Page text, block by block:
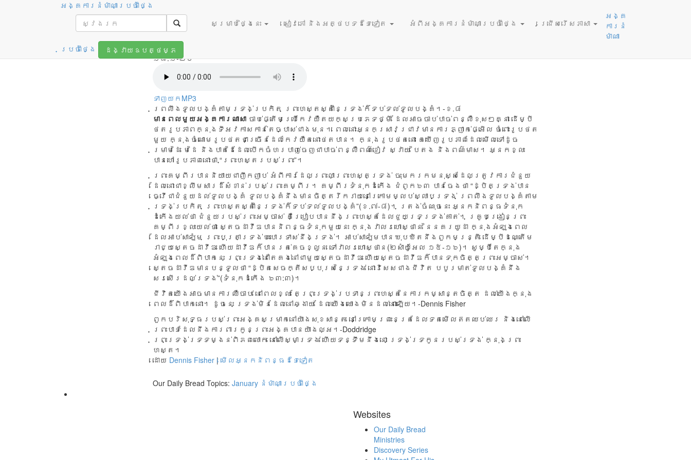
អង្គការនំម៉ាណាប្រចាំថ្ងៃ
សម្រាប់ថ្ងៃនេះ
សៀវភៅ និងអត្ថបទដទៃទៀត អំពីអង្គការនំម៉ាណាប្រចាំថ្ងៃ ជ្រើសរើសភាសា
អង្គ
ការនំ
ម៉ាណា
ប្រចាំថ្ងៃ
ដង្វាយឧបត្ថម្ភ
ព្រះហស្តព្រះ
អាន: ទំនុកដំកើង ៦៣:១-៨ | ការអានព្រះគម្ពីរសម្រាប់រយៈពេលមួយឆ្នាំ:
១៨:១-២០
ទាញយកMP3
ព្រលឹង​ទូលបង្គំ​តាម​ទ្រង់​ប្រកិត ព្រះហស្ត​ស្តាំ​នៃ​ទ្រង់​ក៏​ទប់ទល់​ទូលបង្គំ។-ខ.៨
មា នពេលមួយអង្គការណាសា ចាប់ផ្តើមប្រើកែវយឺតយក្សប្រភេទថ្មី ដែលអាចចាប់បាច់ពន្លឺខុសៗគ្នា ដើម្បី
ថតរូបភាពក្នុងទីអវកាសកាន់តែច្បាស់ជាងមុន។ ពេលនោះអ្នកស្រាវជ្រាវមានការភ្ញាក់ផ្អើល ចំពោះរូបថត
មួយ ក្នុងចំណោមរូបថតជាច្រើនដែលកែវយឺតនោះថតបាន។ ក្នុងរូបថតនោះ គេឃើញរូបភាពដែលមើលទៅដូច
ម្រាមដៃ មេដៃ និងបាតដៃដែលបើកចំហរបាញ់ចេញជាបាច់ពន្លឺពណ៌ខៀវ ស្វាយ បៃតង និងពណ៌មាស។ អ្នកខ្លះ
បានហៅរូបភាពនោះថា “ព្រះហស្តរបស់ព្រះ”។
ព្រះគម្ពីរបាននិយាយជាញឹកញាប់ អំពីការដែលព្រះលាព្រះហស្តទ្រង់ ចុះមករកមនុស្សដែលត្រូវការជំនួយ
ដែលនោះជាខ្លឹមសារដ៏សំខាន់របស់ព្រះគម្ពីរ។ គម្ពីរទំនុកដំកើង ជំពូក៦៣ បានចែងថា “ដ្បិតទ្រង់បាន
ធ្វើជាជំនួយដល់ទូលបង្គំ ទូលបង្គំនឹងមានចិត្តរីករាយនៅក្រោមម្លប់ស្លាបទ្រង់ ព្រលឹងទូលបង្គំតាម
ទ្រង់ប្រកិត ព្រះហស្តស្តាំនៃទ្រង់ក៏ទប់ទល់ទូលបង្គំ”(ខ.៧-៨)។ ត្រង់ចំណុចនេះ អ្នកនិពន្ធទំនុក
ដំកើងយល់ថា ជំនួយរបស់ព្រះអម្ចាស់ គឺប្រៀបបាននឹងព្រះហស្តដែលជួយទ្រទ្រង់គាត់។ គ្រូបង្រៀនព្រះ
គម្ពីរខ្លះយល់ថា ស្តេចដាវីឌបាននិពន្ធទំនុកមួយនេះ ក្នុងវាលរហោស្ថាន នៃនគរយូដា ក្នុងអំឡុងពេល
ដែលអាប់សាឡំម ព្រះបុត្រាទ្រង់បះបោរទាស់នឹងទ្រង់។ អាប់សាឡំមបានឃុបឃិតនឹងពួកមន្ត្រី ដើម្បីដណ្តើម
រាជ្យស្តេចដាវីឌ ហើយដាវីឌក៏បានរត់គេចខ្លួន ទៅវាលរហោស្ថាន(២សាំយ៉ូអែល ១៥-១៦)។ សូម្បីតែក្នុង
អំឡុងពេលដ៏ពិបាកនេះ ព្រះទ្រង់នៅតែគង់នៅជាមួយស្តេចដាវីឌ ហើយស្តេចដាវីឌក៏បានទុកចិត្តព្រះអម្ចាស់។
ស្តេចដាវីឌមានបន្ទូលថា “ដ្បិតសេចក្តីសប្បុរសនៃទ្រង់ នោះវិសេសជាងជីវិត បបូរមាត់ទូលបង្គំនឹង
សរសើរដល់ទ្រង់”(ទំនុកដំកើង ៦៣:៣)។
ជីវិតយើងអាចមានការឈឺចាប់ នៅពេលខ្លះ តែព្រះទ្រង់ប្រទានព្រះហស្តនៃការកម្សាន្តចិត្ត ដល់យើងក្នុង
ពេលដ៏ពិបាកនោះ។ ដូចនេះ ទ្រង់មិនដែលនៅឆ្ងាយ ដែលយើងឈោងមិនដល់នោះឡើយ។-Dennis Fisher
ពួក​បរិសុទ្ធរ​ប​ស់ព្រះអង្គសម្រាកនៅយ៉ា​ង​សុខ​សាន្ត នៅក្រោមព្រះ​នេត្រ​ដែល​ទតមើលឥ​តឈប់ឈ​រ និង​នៅលើ​
ព្រះ​បា​ទដែ​ល​នឹ​ងការពា​រ​កូ​នព្រះអង្គ​បា​នយ៉ា​ង​ល្អ​។-Doddridge
ព្រះ​ទ្រង់​ទ្រទម្ងន់ពិភពលោក​ នៅលើ​ស្មា​ទ្រង់ ហើយទ​ន្ទឹមនឹង​នោះ ទ្រង់​ទ្រកូ​ន​រ​បស់ទ្រ​ង់​ ក្នុងព្រះ​
ហស្ត​។
ដោយ Dennis Fisher | មើលអ្នកនិពន្ធដទៃទៀត
Our Daily Bread Topics: January នំម៉ាណាប្រចាំថ្ងៃ
Websites
Our Daily Bread
Ministries
Discovery Series